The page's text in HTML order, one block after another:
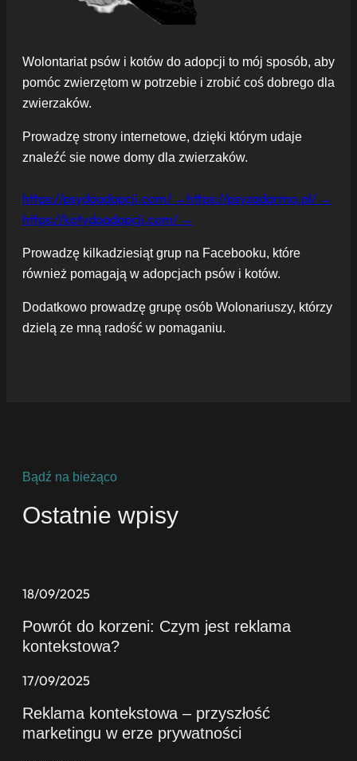
Wolontariat psów i kotów do adopcji to mój sposób, aby
pomóc zwierzętom w potrzebie i zrobić coś dobrego dla
zwierzaków.
Prowadzę strony internetowe, dzięki którym udaje
znaleźć sie nowe domy dla zwierzaków.
https://psydoadopcji.com/ → https://psyzadarmo.pl/ →
https://kotydoadopcji.com/ →
Prowadzę kilkadziesiąt grup na Facebooku, które
również pomagają w adopcjach psów i kotów.
Dodatkowo prowadzę grupę osób Wolonariuszy, którzy
dzielą ze mną radość w pomaganiu.
Bądź na bieżąco
Ostatnie wpisy
18/09/2025
Powrót do korzeni: Czym jest reklama
kontekstowa?
17/09/2025
Reklama kontekstowa – przyszłość
marketingu w erze prywatności